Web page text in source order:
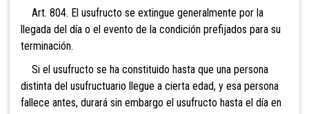
Art. 804. El usufructo se extingue generalmente por la
llegada del día o el evento de la condición prefijados para su
terminación.
Si el usufructo se ha constituido hasta que una persona
distinta del usufructuario llegue a cierta edad, y esa persona
fallece antes, durará sin embargo el usufructo hasta el día en